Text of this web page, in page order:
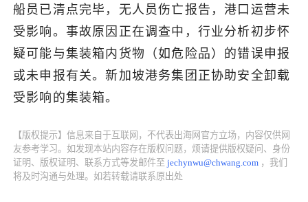
船员已清点完毕，无人员伤亡报告，港口运营未
受影响。事故原因正在调查中，行业分析初步怀
疑可能与集装箱内货物（如危险品）的错误申报
或未申报有关。新加坡港务集团正协助安全卸载
受影响的集装箱。
【版权提示】信息来自于互联网，不代表出海网官方立场，内容仅供网
友参考学习。如发现本站内容存在版权问题，烦请提供版权疑问、身份
证明、版权证明、联系方式等发邮件至jechynwu@chwang.com ，我们
将及时沟通与处理。如若转载请联系原出处